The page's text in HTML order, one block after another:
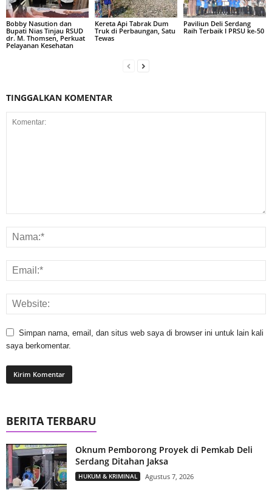
Bobby Nasution dan
Bupati Nias Tinjau RSUD
dr. M. Thomsen, Perkuat
Pelayanan Kesehatan
Kereta Api Tabrak Dum
Truk di Perbaungan, Satu
Tewas
Paviliun Deli Serdang
Raih Terbaik I PRSU ke-50
TINGGALKAN KOMENTAR
Simpan nama, email, dan situs web saya di browser ini untuk lain kali
saya berkomentar.
BERITA TERBARU
Oknum Pemborong Proyek di Pemkab Deli
Serdang Ditahan Jaksa
HUKUM & KRIMINAL Agustus 7, 2026